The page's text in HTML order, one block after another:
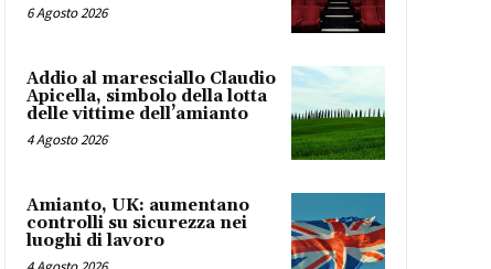
6 Agosto 2026
Addio al maresciallo Claudio
Apicella, simbolo della lotta
delle vittime dell’amianto
4 Agosto 2026
Amianto, UK: aumentano
controlli su sicurezza nei
luoghi di lavoro